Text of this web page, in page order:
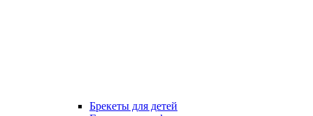
Брекеты для детей